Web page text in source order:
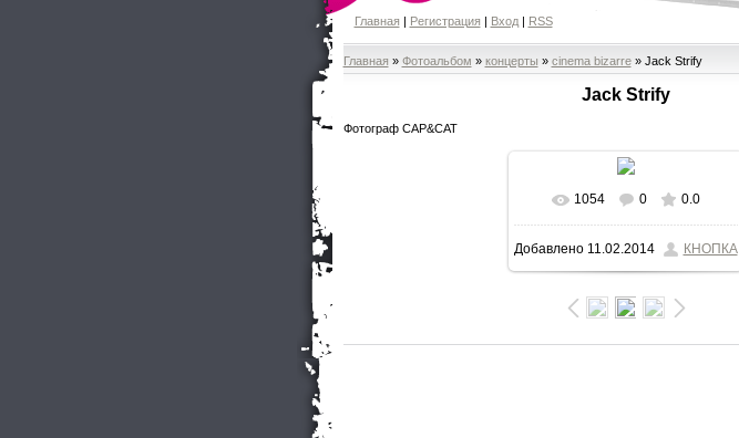
Главная| Регистрация| Вход| RSS
Главная » Фотоальбом » концерты » cinema bizarre» Jack Strify
Jack Strify
Фотограф CAP&CAT
В реальном размере
800x510/ 77.2Kb
1054 0 0.0
Добавлено11.02.2014 КНОПКА